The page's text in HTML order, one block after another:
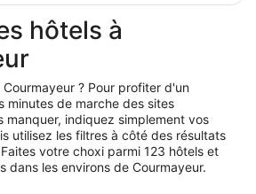
hôtels à
? Pour profiter d'un
minutes de marche des sites
manquer, indiquez simplement vos
utilisez les filtres à côté des résultats
votre choxi parmi 123 hôtels et
dans les environs de Courmayeur.